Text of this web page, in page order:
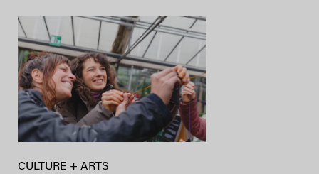
CULTURE + ARTS